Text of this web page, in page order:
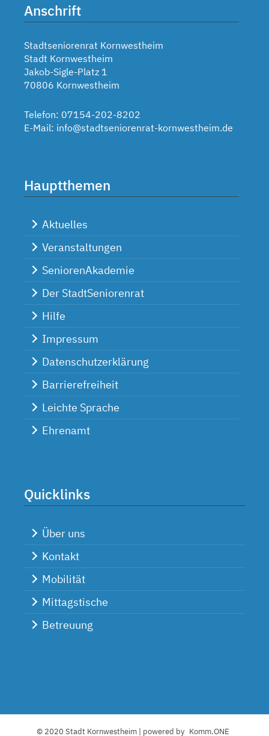
Anschrift
Stadtseniorenrat Kornwestheim
Stadt Kornwestheim
Jakob-Sigle-Platz 1
70806 Kornwestheim
Telefon: 07154-202-8202
E-Mail: info@stadtseniorenrat-kornwestheim.de
Hauptthemen
Aktuelles
Veranstaltungen
SeniorenAkademie
Der StadtSeniorenrat
Hilfe
Impressum
Datenschutzerklärung
Barrierefreiheit
Leichte Sprache
Ehrenamt
Quicklinks
Über uns
Kontakt
Mobilität
Mittagstische
Betreuung
© 2020 Stadt Kornwestheim | powered by Komm.ONE